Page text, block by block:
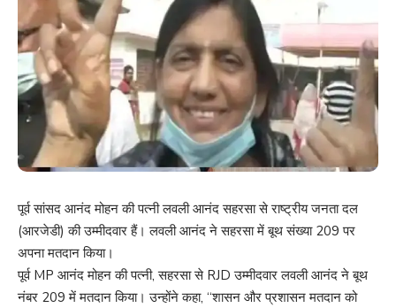
पूर्व सांसद आनंद मोहन की पत्नी लवली आनंद सहरसा से राष्‍ट्रीय जनता दल
(आरजेडी) की उम्‍मीदवार हैं। लवली आनंद ने सहरसा में बूथ संख्‍या 209 पर
अपना मतदान किया।
पूर्व MP आनंद मोहन की पत्नी, सहरसा से RJD उम्मीदवार लवली आनंद ने बूथ
नंबर 209 में मतदान किया। उन्होंने कहा, “शासन और प्रशासन मतदान को